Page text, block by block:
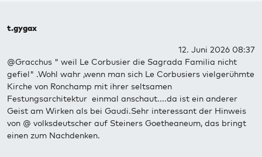
t.gygax
12. Juni 2026 08:37
@Gracchus " weil Le Corbusier die Sagrada Familia nicht
gefiel" .Wohl wahr ,wenn man sich Le Corbusiers vielgerühmte
Kirche von Ronchamp mit ihrer seltsamen
Festungsarchitektur einmal anschaut....da ist ein anderer
Geist am Wirken als bei Gaudi.Sehr interessant der Hinweis
von @ volksdeutscher auf Steiners Goetheaneum, das bringt
einen zum Nachdenken.